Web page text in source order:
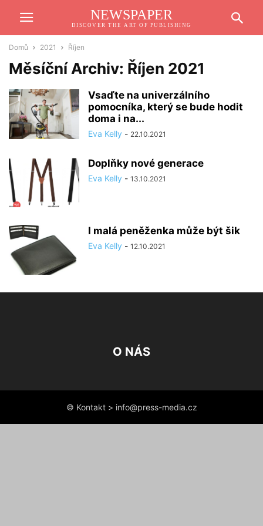
NEWSPAPER
DISCOVER THE ART OF PUBLISHING
Domů 2021 Říjen
Měsíční Archiv: Říjen 2021
Vsaďte na univerzálního
pomocníka, který se bude hodit
doma i na...
Eva Kelly - 22.10.2021
Doplňky nové generace
Eva Kelly - 13.10.2021
I malá peněženka může být šik
Eva Kelly - 12.10.2021
O NÁS
© Kontakt > info@press-media.cz